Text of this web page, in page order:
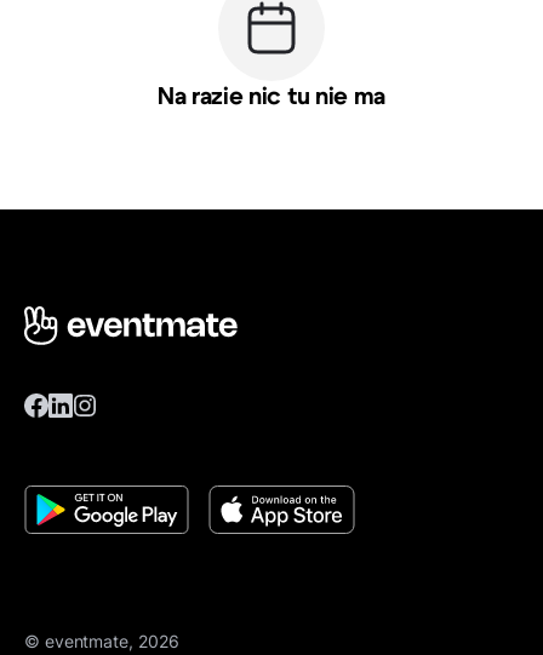
Na razie nic tu nie ma
© eventmate, 2026